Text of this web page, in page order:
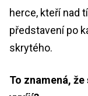
herce, kteří nad
představení po
skrytého.
To znamená,